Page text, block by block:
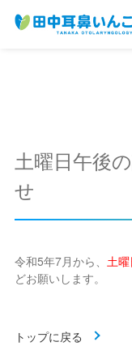
土曜日午後
せ
令和5年7月から、 土
どお願いします。
トップに戻る